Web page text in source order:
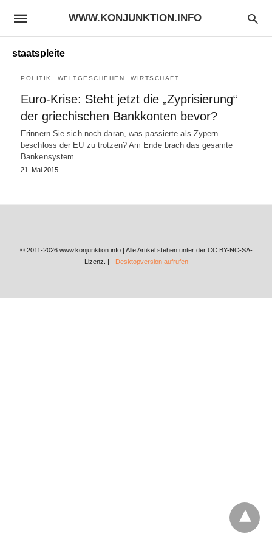
WWW.KONJUNKTION.INFO
staatspleite
POLITIK WELTGESCHEHEN WIRTSCHAFT
Euro-Krise: Steht jetzt die „Zyprisierung“
der griechischen Bankkonten bevor?
Erinnern Sie sich noch daran, was passierte als Zypern
beschloss der EU zu trotzen? Am Ende brach das gesamte
Bankensystem…
21. Mai 2015
© 2011-2026 www.konjunktion.info | Alle Artikel stehen unter der CC BY-NC-SA-
Lizenz. |
Desktopversion aufrufen